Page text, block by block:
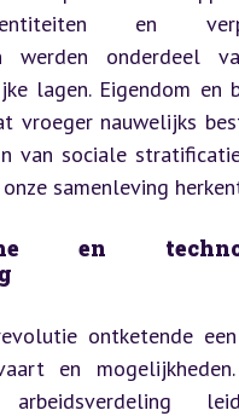
en
werden onderdeel
lagen. Eigendom en
vroeger nauwelijks
van sociale
samenleving
en
ontketende
en mogelijkheden.